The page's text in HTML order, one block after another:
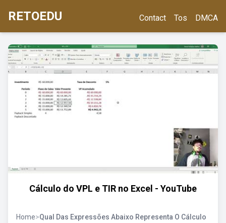
RETOEDU Contact Tos DMCA
Cálculo do VPL e TIR no Excel - YouTube
Home>Qual Das Expressões Abaixo Representa O Cálculo